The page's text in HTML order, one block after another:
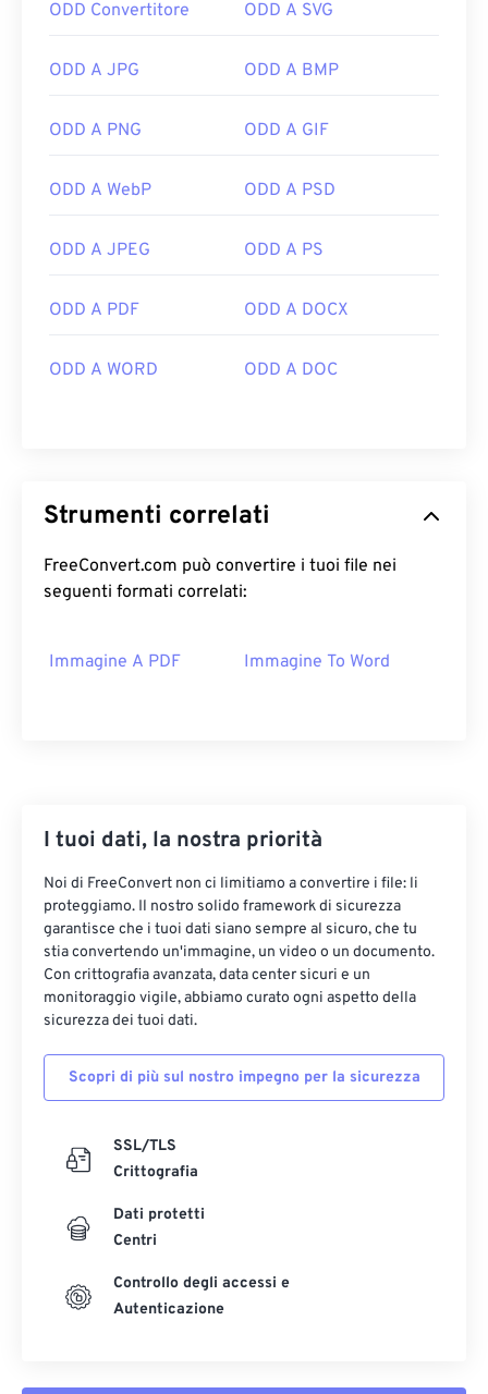
ODD Convertitore ODD A SVG
ODD A JPG ODD A BMP
ODD A PNG ODD A GIF
ODD A WebP ODD A PSD
ODD A JPEG ODD A PS
ODD A PDF ODD A DOCX
ODD A WORD ODD A DOC
Strumenti correlati
FreeConvert.com può convertire i tuoi file nei
seguenti formati correlati:
Immagine A PDF Immagine To Word
I tuoi dati, la nostra priorità
Noi di FreeConvert non ci limitiamo a convertire i file: li
proteggiamo. Il nostro solido framework di sicurezza
garantisce che i tuoi dati siano sempre al sicuro, che tu
stia convertendo un'immagine, un video o un documento.
Con crittografia avanzata, data center sicuri e un
monitoraggio vigile, abbiamo curato ogni aspetto della
sicurezza dei tuoi dati.
Scopri di più sul nostro impegno per la sicurezza
SSL/TLS
Crittografia
Dati protetti
Centri
Controllo degli accessi e
Autenticazione